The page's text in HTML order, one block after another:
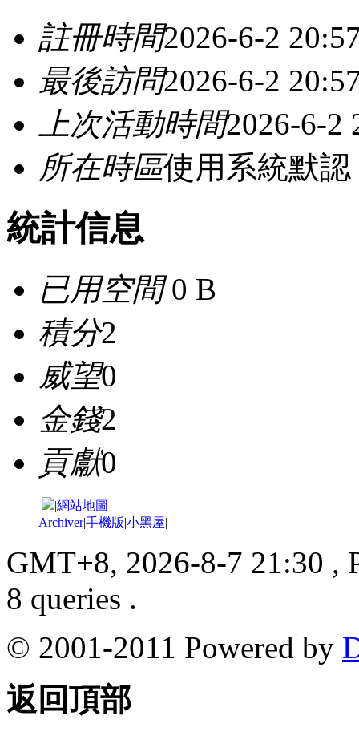
註冊時間2026-6-2
最後訪問2026-6-2
上次活動時間2026-6-2
所在時區使用系統默認
統計信息
已用空間0 B
積分2
威望0
金錢2
貢獻0
|網站地圖
Archiver|手機版|小黑屋|
GMT+8, 2026-8-7 21:30 ,
8 queries .
© 2001-2011 Powered by
返回頂部